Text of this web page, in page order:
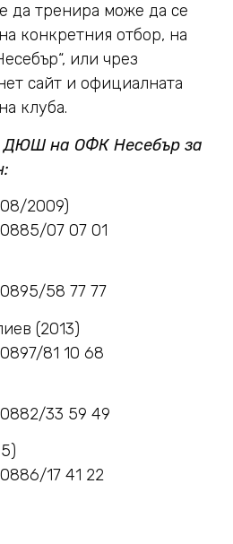
да тренира може да се
конкретния отбор, на
или чрез
сайт и официалната
клуба.
ДЮШ на ОФК Несебър за
2009)
07 07 01
58 77 77
(2013)
81 10 68
33 59 49
17 41 22